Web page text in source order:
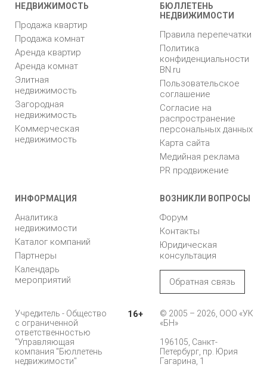
НЕДВИЖИМОСТЬ
Продажа квартир
Продажа комнат
Аренда квартир
Аренда комнат
Элитная
недвижимость
Загородная
недвижимость
Коммерческая
недвижимость
БЮЛЛЕТЕНЬ
НЕДВИЖИМОСТИ
Правила перепечатки
Политика
конфиденциальности
BN.ru
Пользовательское
соглашение
Согласие на
распространение
персональных данных
Карта сайта
Медийная реклама
PR продвижение
ИНФОРМАЦИЯ
Аналитика
недвижимости
Каталог компаний
Партнеры
Календарь
мероприятий
ВОЗНИКЛИ ВОПРОСЫ
Форум
Контакты
Юридическая
консультация
Обратная связь
Учредитель - Общество
с ограниченной
ответственностью
"Управляющая
компания "Бюллетень
недвижимости"
16+
© 2005 – 2026, ООО «УК
«БН»
196105, Санкт-
Петербург, пр. Юрия
Гагарина, 1